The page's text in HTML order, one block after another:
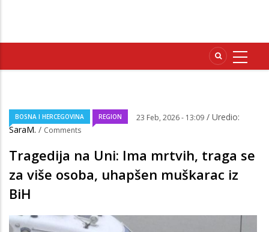
BOSNA I HERCEGOVINA REGION 23 Feb, 2026 - 13:09 / Uredio:
SaraM. / Comments
Tragedija na Uni: Ima mrtvih, traga se
za više osoba, uhapšen muškarac iz
BiH